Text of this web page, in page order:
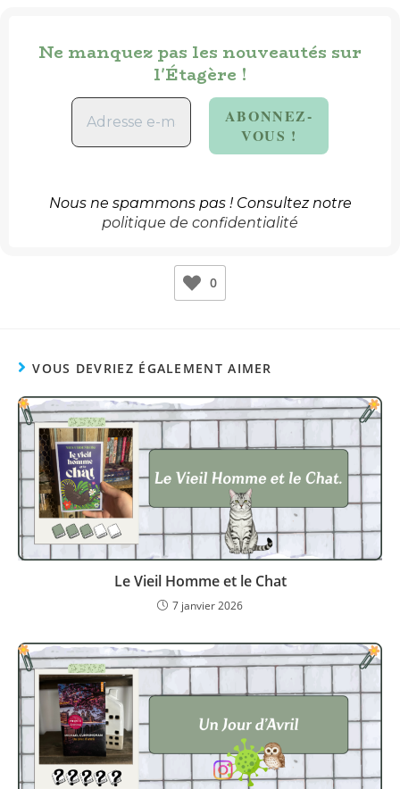
Ne manquez pas les nouveautés sur
l'Étagère !
Nous ne spammons pas ! Consultez notre
politique de confidentialité
0
VOUS DEVRIEZ ÉGALEMENT AIMER
Le Vieil Homme et le Chat
7 janvier 2026